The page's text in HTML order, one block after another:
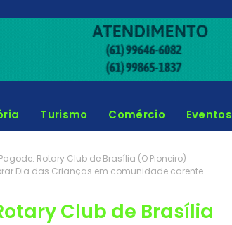
Turismo Comércio Eventos
Rotary Club de Brasília (O Pioneiro)
Dia das Crianças em comunidade carente
Club de Brasília